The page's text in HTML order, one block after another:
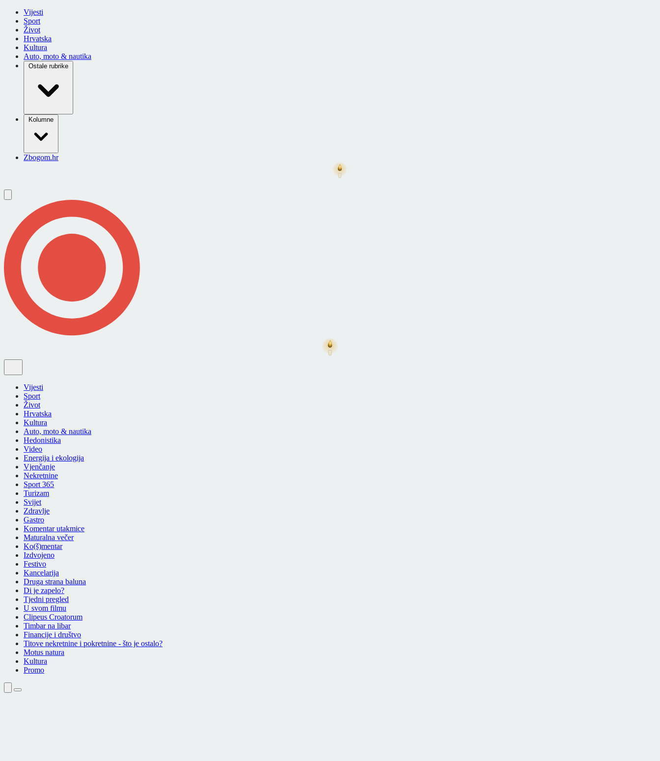
Vijesti
Sport
Život
Hrvatska
Kultura
Auto, moto & nautika
Ostale rubrike
Kolumne
Zbogom.hr
Vijesti
Sport
Život
Hrvatska
Kultura
Auto, moto & nautika
Hedonistika
Video
Energija i ekologija
Vjenčanje
Nekretnine
Sport 365
Turizam
Svijet
Zdravlje
Gastro
Komentar utakmice
Maturalna večer
Ko(š)mentar
Izdvojeno
Festivo
Kancelarija
Druga strana baluna
Di je zapelo?
Tjedni pregled
U svom filmu
Clipeus Croatorum
Timbar na libar
Financije i društvo
Titove nekretnine i pokretnine - što je ostalo?
Motus natura
Kultura
Promo